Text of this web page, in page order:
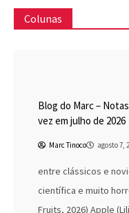
Colunas
Blog do Marc –
vez em julho de 2026
Marc Tinoco agosto 7,
entre clássicos e
científica e muito
Fruits, 2026) Apple